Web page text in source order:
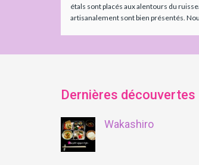
étals sont placés aux alentours du
artisanalement sont bien présentés.
Dernières découvertes
Wakashiro